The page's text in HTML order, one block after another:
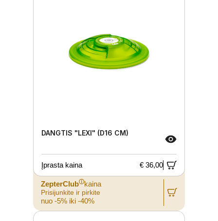
DANGTIS "LEXI" (D16 CM)
Įprasta kaina € 36,00
ZepterClubⓘkaina
Prisijunkite ir pirkite
nuo -5% iki -40%